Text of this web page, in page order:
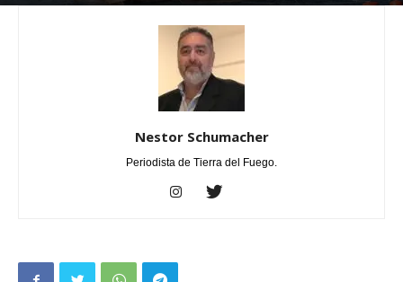
Nestor Schumacher
Periodista de Tierra del Fuego.